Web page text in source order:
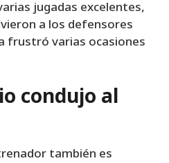
jugadas excelentes,
a los defensores
frustró varias ocasiones
condujo al
también es